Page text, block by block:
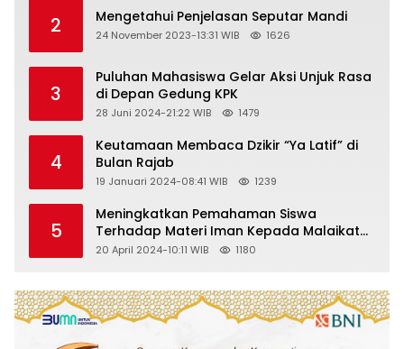
Nujum Sampang
2 Mengetahui Penjelasan Seputar Mandi
24 November 2023-13:31 WIB 1626
3
Puluhan Mahasiswa Gelar Aksi Unjuk Rasa
di Depan Gedung KPK
28 Juni 2024-21:22 WIB 1479
4
Keutamaan Membaca Dzikir “Ya Latif” di
Bulan Rajab
19 Januari 2024-08:41 WIB 1239
5
Meningkatkan Pemahaman Siswa
Terhadap Materi Iman Kepada Malaikat
Allah Melalui Metode Pembelajaran
20 April 2024-10:11 WIB 1180